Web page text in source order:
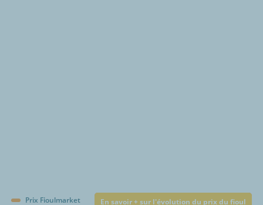
Prix Fioulmarket En savoir + sur l'évolution du prix du fioul